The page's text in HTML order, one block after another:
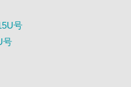
号
号